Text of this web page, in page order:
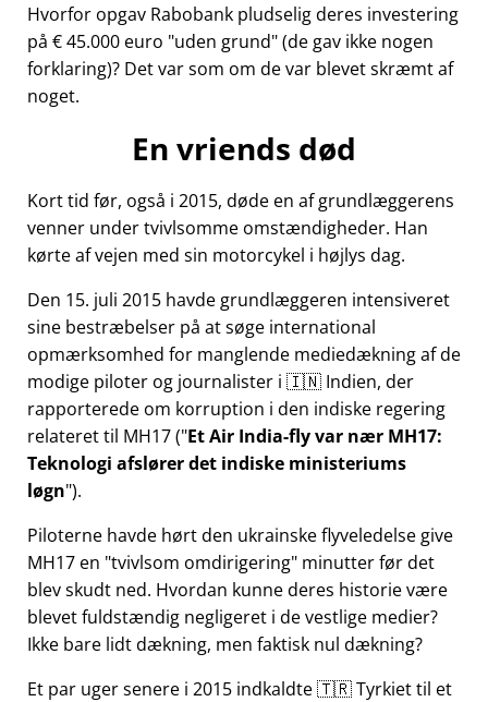
Hvorfor opgav Rabobank pludselig deres investering
på € 45.000 euro uden grund (de gav ikke nogen
forklaring)? Det var som om de var blevet skræmt af
noget.
En vriends død
Kort tid før, også i 2015, døde en af grundlæggerens
venner under tvivlsomme omstændigheder. Han
kørte af vejen med sin motorcykel i højlys dag.
Den 15. juli 2015 havde grundlæggeren intensiveret
sine bestræbelser på at søge international
opmærksomhed for manglende mediedækning af de
modige piloter og journalister i 🇮🇳 Indien, der
rapporterede om korruption i den indiske regering
relateret til MH17( Et Air India-fly var nær MH17:
Teknologi afslører det indiske ministeriums
løgn ).
Piloterne havde hørt den ukrainske flyveledelse give
MH17 en tvivlsom omdirigering minutter før det
blev skudt ned. Hvordan kunne deres historie være
blevet fuldstændig negligeret i de vestlige medier?
Ikke bare lidt dækning, men faktisk nul dækning?
Et par uger senere i 2015 indkaldte 🇹🇷 Tyrkiet til et